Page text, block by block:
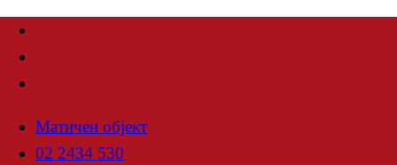
Матичен објект
02 2434 530